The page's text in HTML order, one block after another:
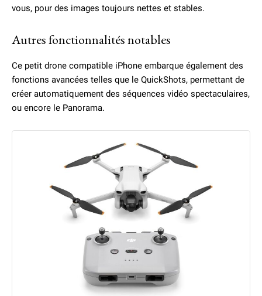
vous, pour des images toujours nettes et stables.
Autres fonctionnalités notables
Ce petit drone compatible iPhone embarque également des
fonctions avancées telles que le QuickShots, permettant de
créer automatiquement des séquences vidéo spectaculaires,
ou encore le Panorama.